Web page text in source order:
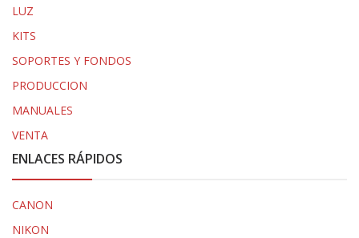
LUZ
KITS
SOPORTES Y FONDOS
PRODUCCION
MANUALES
VENTA
ENLACES RÁPIDOS
CANON
NIKON